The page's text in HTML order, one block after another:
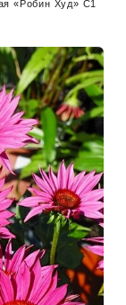
«Робин Худ» С1